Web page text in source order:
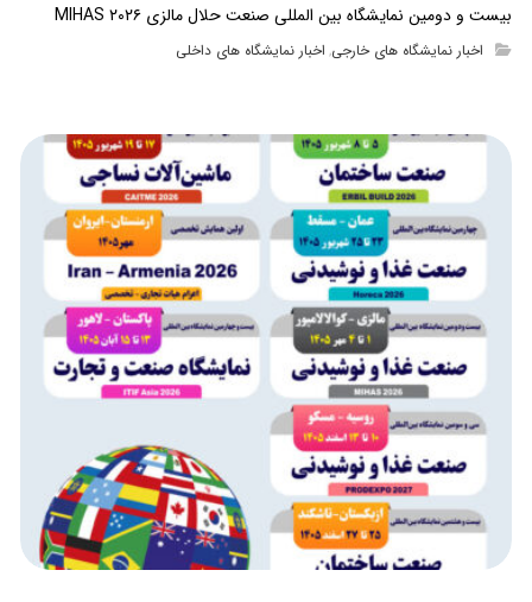
بیست و دومین نمایشگاه بین المللی صنعت حلال مالزی MIHAS ۲۰۲۶
اخبار نمایشگاه های خارجی, اخبار نمایشگاه های داخلی